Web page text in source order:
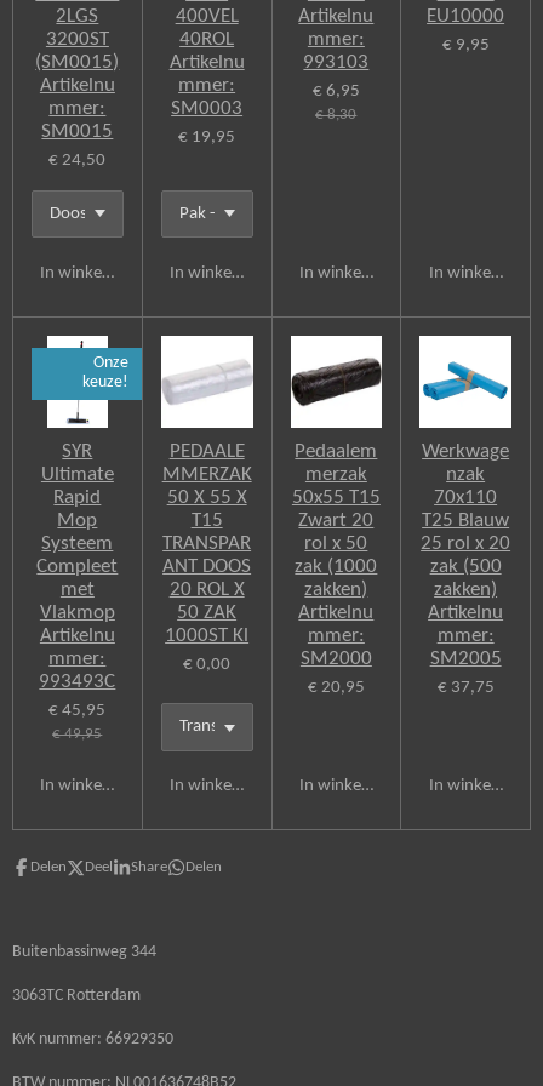
2LGS
3200ST
(SM0015)
Artikelnu
mmer:
SM0015
€ 24,50
In winkelwagen
400VEL
40ROL
Artikelnu
mmer:
SM0003
€ 19,95
In winkelwagen
Artikelnu
mmer:
993103
€ 6,95
€ 8,30
In winkelwagen
EU10000
€ 9,95
In winkelwagen
Onze
keuze!
SYR
Ultimate
Rapid
Mop
Systeem
Compleet
met
Vlakmop
Artikelnu
mmer:
993493C
€ 45,95
€ 49,95
In winkelwagen
PEDAALE
MMERZAK
50 X 55 X
T15
TRANSPAR
ANT DOOS
20 ROL X
50 ZAK
1000ST Kl
€ 0,00
In winkelwagen
Pedaalem
merzak
50x55 T15
Zwart 20
rol x 50
zak (1000
zakken)
Artikelnu
mmer:
SM2000
€ 20,95
In winkelwagen
Werkwage
nzak
70x110
T25 Blauw
25 rol x 20
zak (500
zakken)
Artikelnu
mmer:
SM2005
€ 37,75
In winkelwagen
Delen Deel Share Delen
Buitenbassinweg 344
3063TC Rotterdam
KvK nummer: 66929350